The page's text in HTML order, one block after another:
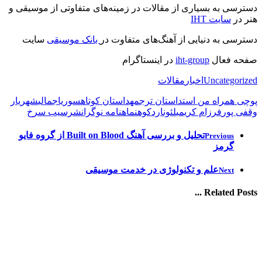
دسترسی به بسیاری از مقالات در زمینه‌های متفاوتی از موسیقی و
هنر در سایت IHT
دسترسی به دنیایی از آهنگ‌های متفاوت در بانک موسیقی سایت
صفحه فعال iht-group در اینستاگرام
Uncategorized اخبار مقالات
پوچی همراه من استداستان ترجمهداستان کوتاهسوریاجمالیشهریار
وقفی پور فرزام کریمیلئوناردکوهنماهنامه نوگرا نشرسیب سرخ
Previous
تحلیل و بررسی آهنگ Built on Blood از گروه فایو
گرمز
Nextعلم و تکنولوژی در خدمت موسیقی
Related Posts ...